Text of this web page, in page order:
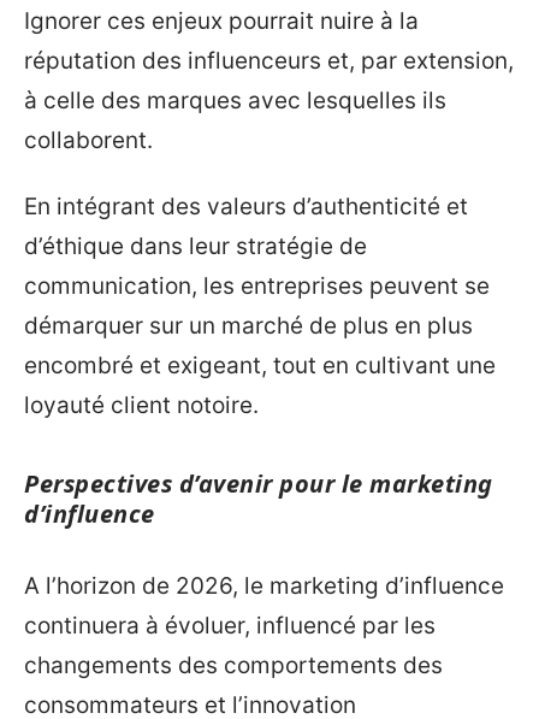
Ignorer ces enjeux pourrait nuire à la
réputation des influenceurs et, par extension,
à celle des marques avec lesquelles ils
collaborent.
En intégrant des valeurs d’authenticité et
d’éthique dans leur stratégie de
communication, les entreprises peuvent se
démarquer sur un marché de plus en plus
encombré et exigeant, tout en cultivant une
loyauté client notoire.
Perspectives d’avenir pour le marketing
d’influence
A l’horizon de 2026, le marketing d’influence
continuera à évoluer, influencé par les
changements des comportements des
consommateurs et l’innovation